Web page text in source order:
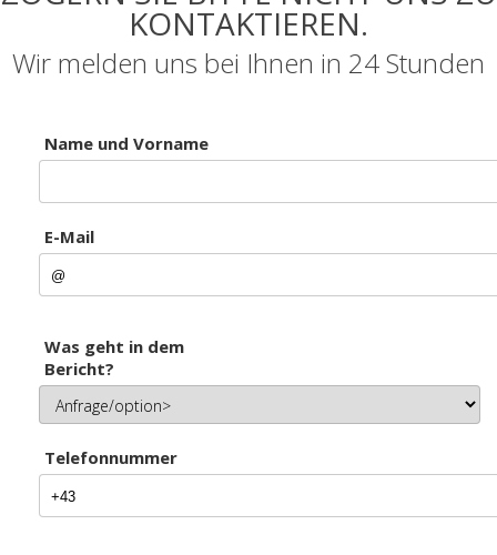
KONTAKTIEREN.
Wir melden uns bei Ihnen in 24 Stunden
Name und Vorname
E-Mail
Was geht in dem
Bericht?
Telefonnummer